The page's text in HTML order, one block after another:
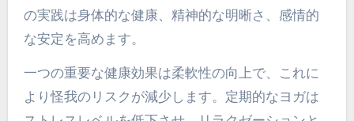
の実践は身体的な健康、精神的な明晰さ、感情的
な安定を高めます。
一つの重要な健康効果は柔軟性の向上で、これに
より怪我のリスクが減少します。定期的なヨガは